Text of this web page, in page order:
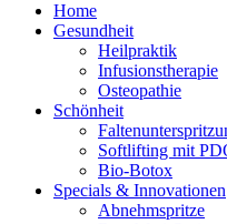
Home
Gesundheit
Heilpraktik
Infusionstherapie
Osteopathie
Schönheit
Softlifting mit
Bio-Botox
Specials & Innovationen
Abnehmspritze